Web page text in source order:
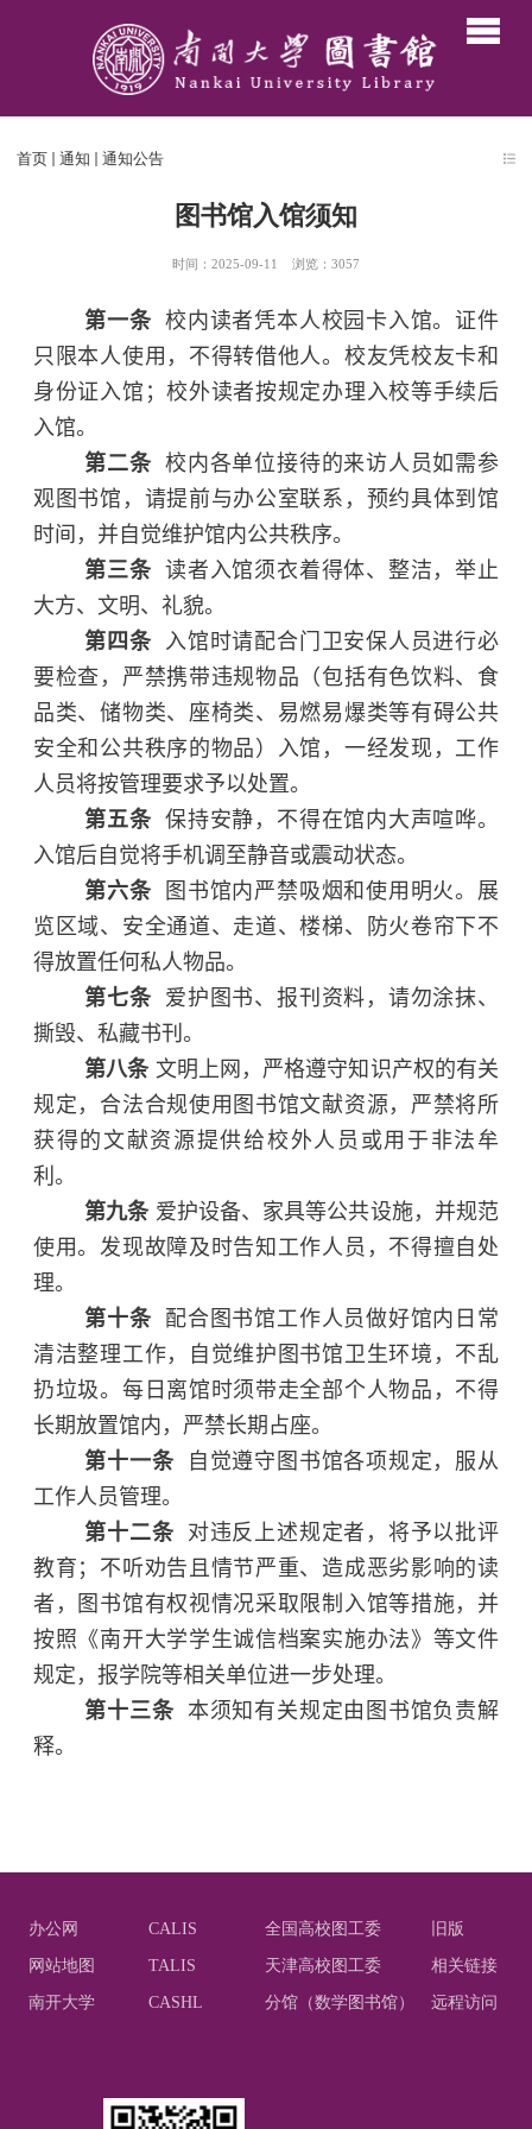
首页 通知 通知公告
图书馆入馆须知
时间：2025-09-11 浏览： 3057
第一条 校内读者凭本人校园卡入馆。证件
只限本人使用，不得转借他人。校友凭校友卡和
身份证入馆；校外读者按规定办理入校等手续后
入馆。
第二条 校内各单位接待的来访人员如需参
观图书馆，请提前与办公室联系，预约具体到馆
时间，并自觉维护馆内公共秩序。
第三条 读者入馆须衣着得体、整洁，举止
大方、文明、礼貌。
第四条 入馆时请配合门卫安保人员进行必
要检查，严禁携带违规物品（包括有色饮料、食
品类、储物类、座椅类、易燃易爆类等有碍公共
安全和公共秩序的物品）入馆，一经发现，工作
人员将按管理要求予以处置。
第五条 保持安静，不得在馆内大声喧哗。
入馆后自觉将手机调至静音或震动状态。
第六条 图书馆内严禁吸烟和使用明火。展
览区域、安全通道、走道、楼梯、防火卷帘下不
得放置任何私人物品。
第七条 爱护图书、报刊资料，请勿涂抹、
撕毁、私藏书刊。
第八条 文明上网，严格遵守知识产权的有关
规定，合法合规使用图书馆文献资源，严禁将所
获得的文献资源提供给校外人员或用于非法牟
利。
第九条 爱护设备、家具等公共设施，并规范
使用。发现故障及时告知工作人员，不得擅自处
理。
第十条 配合图书馆工作人员做好馆内日常
清洁整理工作，自觉维护图书馆卫生环境，不乱
扔垃圾。每日离馆时须带走全部个人物品，不得
长期放置馆内，严禁长期占座。
第十一条 自觉遵守图书馆各项规定，服从
工作人员管理。
第十二条 对违反上述规定者，将予以批评
教育；不听劝告且情节严重、造成恶劣影响的读
者，图书馆有权视情况采取限制入馆等措施，并
按照《南开大学学生诚信档案实施办法》等文件
规定，报学院等相关单位进一步处理。
第十三条 本须知有关规定由图书馆负责解
释。
办公网 CALIS 全国高校图工委 旧版
网站地图 TALIS 天津高校图工委 相关链接
南开大学 CASHL 分馆（数学图书馆） 远程访问